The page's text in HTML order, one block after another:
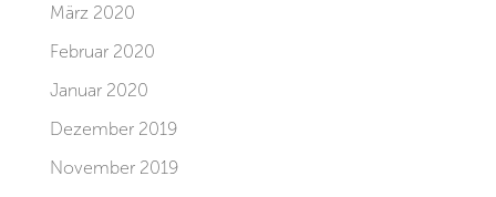
März 2020
Februar 2020
Januar 2020
Dezember 2019
November 2019